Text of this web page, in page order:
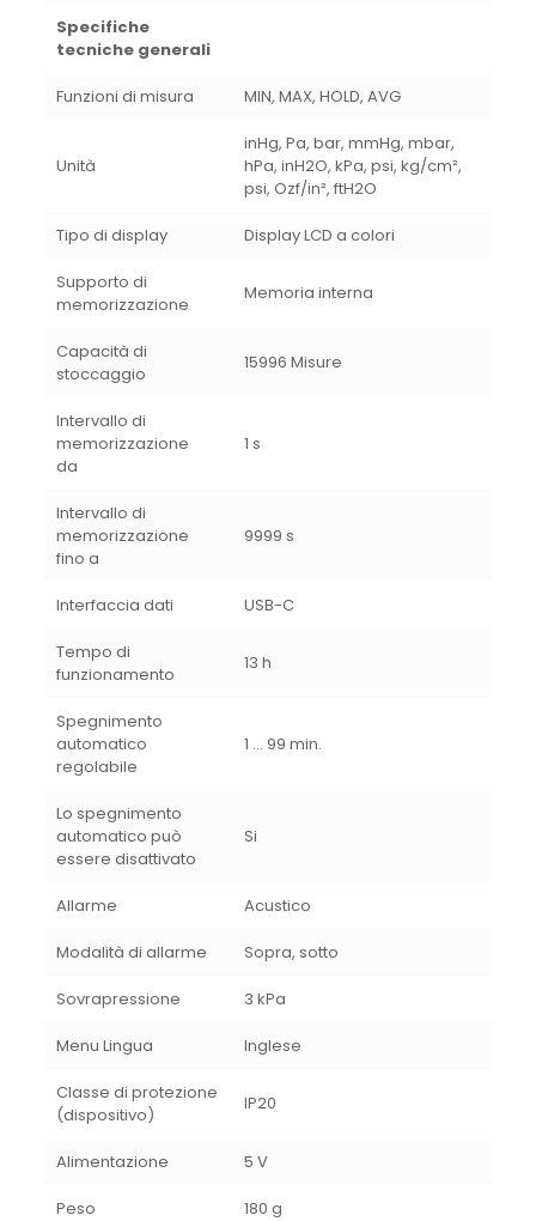
Specifiche
tecniche generali
Funzioni di misura MIN, MAX, HOLD, AVG
Unità
inHg, Pa, bar, mmHg, mbar,
hPa, inH2O, kPa, psi, kg/cm²,
psi, Ozf/in², ftH2O
Tipo di display Display LCD a colori
Supporto di
memorizzazione
Memoria interna
Capacità di
stoccaggio
15996 Misure
Intervallo di
memorizzazione
da
1 s
Intervallo di
memorizzazione
fino a
9999 s
Interfaccia dati USB-C
Tempo di
funzionamento
13 h
Spegnimento
automatico
regolabile
1 … 99 min.
Lo spegnimento
automatico può
essere disattivato
Si
Allarme Acustico
Modalità di allarme Sopra, sotto
Sovrapressione 3 kPa
Menu Lingua Inglese
Classe di protezione
(dispositivo)
IP20
Alimentazione 5 V
Peso 180 g